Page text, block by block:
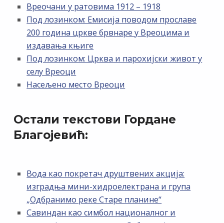
Вреочани у ратовима 1912 – 1918
Под лозинком: Емисија поводом прославе
200 година цркве брвнаре у Вреоцима и
издавања књиге
Под лозинком: Црква и парохијски живот у
селу Вреоци
Насељено место Вреоци
Остали текстови Гордане
Благојевић:
Вода као покретач друштвених акција:
изградња мини-хидроелектрана и група
„Одбранимо реке Старе планине“
Савиндан као симбол националног и